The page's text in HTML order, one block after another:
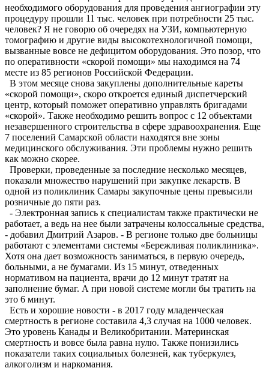
необходимого оборудования для проведения ангиографии эту
процедуру прошли 11 тыс. человек при потребности 25 тыс.
человек? Я не говорю об очередях на УЗИ, компьютерную
томографию и другие виды высокотехнологичной помощи,
вызванные вовсе не дефицитом оборудования. Это позор, что
по оперативности «скорой помощи» мы находимся на 74
месте из 85 регионов Российской Федерации.
В этом месяце снова закуплены дополнительные кареты
«скорой помощи», скоро откроется единый диспетчерский
центр, который поможет оперативно управлять бригадами
«скорой». Также необходимо решить вопрос с 12 объектами
незавершенного строительства в сфере здравоохранения. Еще
7 поселений Самарской области находятся вне зоны
медицинского обслуживания. Эти проблемы нужно решить
как можно скорее.
Проверки, проведенные за последние несколько месяцев,
показали множество нарушений при закупке лекарств. В
одной из поликлиник Самары закупочные цены превысили
розничные до пяти раз.
- Электронная запись к специалистам также практически не
работает, а ведь на нее были затрачены колоссальные средства,
- добавил Дмитрий Азаров. - В регионе только две больницы
работают с элементами системы «Бережливая поликлиника».
Хотя она дает возможность заниматься, в первую очередь,
больными, а не бумагами. Из 15 минут, отведенных
нормативом на пациента, врачи до 12 минут тратят на
заполнение бумаг. А при новой системе могли бы тратить на
это 6 минут.
Есть и хорошие новости - в 2017 году младенческая
смертность в регионе составила 4,3 случая на 1000 человек.
Это уровень Канады и Великобритании. Материнская
смертность и вовсе была равна нулю. Также понизились
показатели таких социальных болезней, как туберкулез,
алкоголизм и наркомания.